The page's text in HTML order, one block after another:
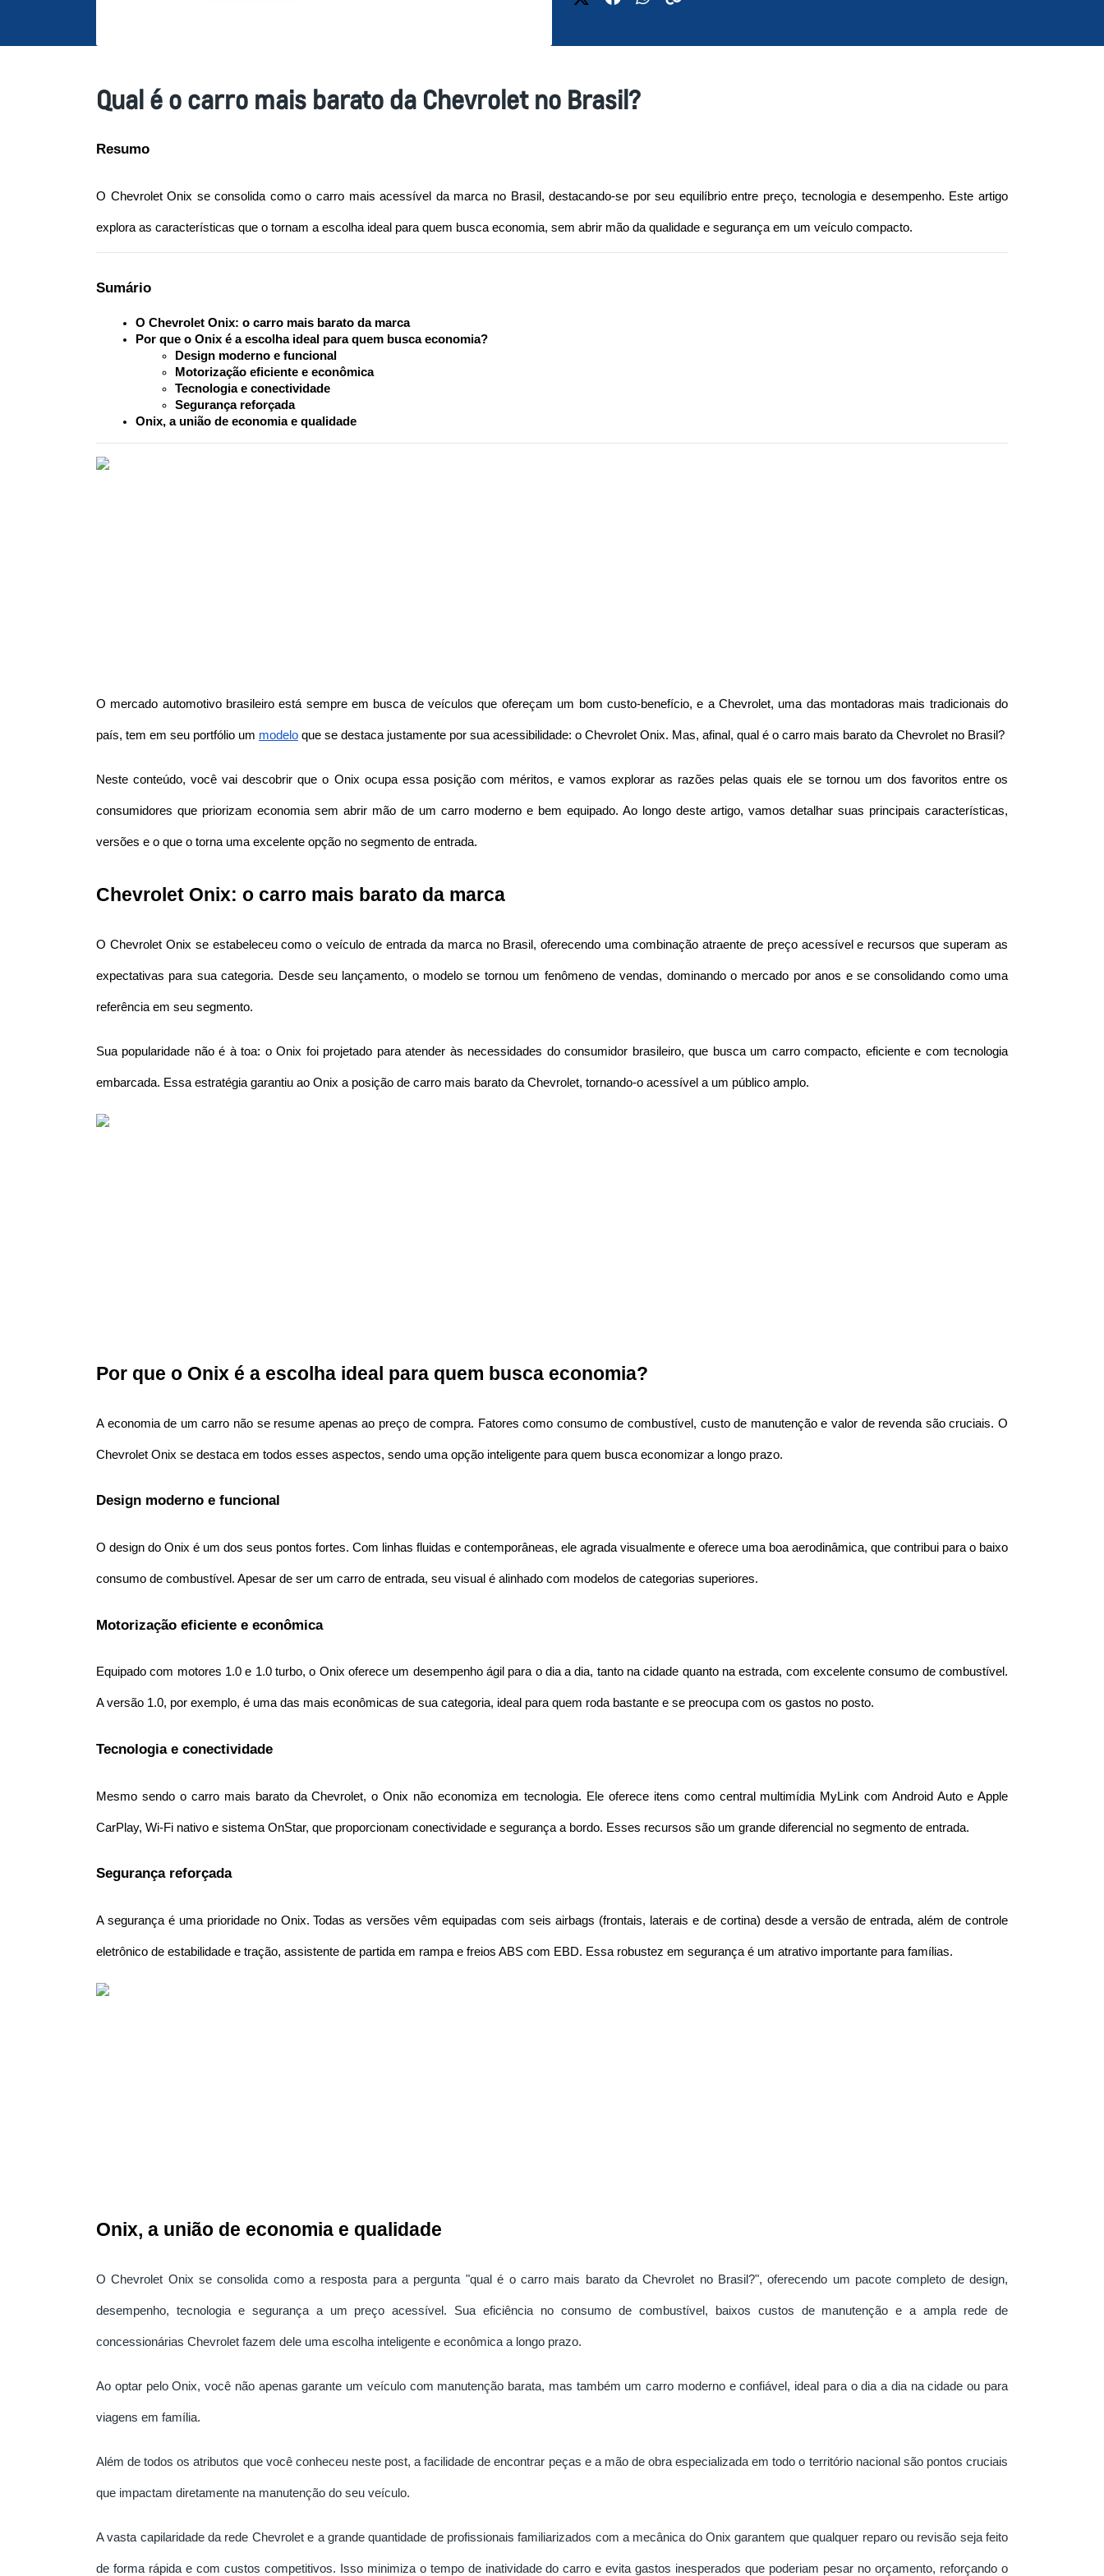
Qual é o carro mais barato da Chevrolet no Brasil?
Resumo
O Chevrolet Onix se consolida como o carro mais acessível da marca no Brasil, destacando-se por seu equilíbrio entre preço, tecnologia e desempenho. Este artigo
explora as características que o tornam a escolha ideal para quem busca economia, sem abrir mão da qualidade e segurança em um veículo compacto.
Sumário
O Chevrolet Onix: o carro mais barato da marca
Por que o Onix é a escolha ideal para quem busca economia?
Design moderno e funcional
Motorização eficiente e econômica
Tecnologia e conectividade
Segurança reforçada
Onix, a união de economia e qualidade
O mercado automotivo brasileiro está sempre em busca de veículos que ofereçam um bom custo-benefício, e a Chevrolet, uma das montadoras mais tradicionais do
país, tem em seu portfólio um modelo que se destaca justamente por sua acessibilidade: o Chevrolet Onix. Mas, afinal, qual é o carro mais barato da Chevrolet no Brasil?
Neste conteúdo, você vai descobrir que o Onix ocupa essa posição com méritos, e vamos explorar as razões pelas quais ele se tornou um dos favoritos entre os
consumidores que priorizam economia sem abrir mão de um carro moderno e bem equipado. Ao longo deste artigo, vamos detalhar suas principais características,
versões e o que o torna uma excelente opção no segmento de entrada.
Chevrolet Onix: o carro mais barato da marca
O Chevrolet Onix se estabeleceu como o veículo de entrada da marca no Brasil, oferecendo uma combinação atraente de preço acessível e recursos que superam as
expectativas para sua categoria. Desde seu lançamento, o modelo se tornou um fenômeno de vendas, dominando o mercado por anos e se consolidando como uma
referência em seu segmento.
Sua popularidade não é à toa: o Onix foi projetado para atender às necessidades do consumidor brasileiro, que busca um carro compacto, eficiente e com tecnologia
embarcada. Essa estratégia garantiu ao Onix a posição de carro mais barato da Chevrolet, tornando-o acessível a um público amplo.
Por que o Onix é a escolha ideal para quem busca economia?
A economia de um carro não se resume apenas ao preço de compra. Fatores como consumo de combustível, custo de manutenção e valor de revenda são cruciais. O
Chevrolet Onix se destaca em todos esses aspectos, sendo uma opção inteligente para quem busca economizar a longo prazo.
Design moderno e funcional
O design do Onix é um dos seus pontos fortes. Com linhas fluidas e contemporâneas, ele agrada visualmente e oferece uma boa aerodinâmica, que contribui para o baixo
consumo de combustível. Apesar de ser um carro de entrada, seu visual é alinhado com modelos de categorias superiores.
Motorização eficiente e econômica
Equipado com motores 1.0 e 1.0 turbo, o Onix oferece um desempenho ágil para o dia a dia, tanto na cidade quanto na estrada, com excelente consumo de combustível.
A versão 1.0, por exemplo, é uma das mais econômicas de sua categoria, ideal para quem roda bastante e se preocupa com os gastos no posto.
Tecnologia e conectividade
Mesmo sendo o carro mais barato da Chevrolet, o Onix não economiza em tecnologia. Ele oferece itens como central multimídia MyLink com Android Auto e Apple
CarPlay, Wi-Fi nativo e sistema OnStar, que proporcionam conectividade e segurança a bordo. Esses recursos são um grande diferencial no segmento de entrada.
Segurança reforçada
A segurança é uma prioridade no Onix. Todas as versões vêm equipadas com seis airbags (frontais, laterais e de cortina) desde a versão de entrada, além de controle
eletrônico de estabilidade e tração, assistente de partida em rampa e freios ABS com EBD. Essa robustez em segurança é um atrativo importante para famílias.
Onix, a união de economia e qualidade
O Chevrolet Onix se consolida como a resposta para a pergunta "qual é o carro mais barato da Chevrolet no Brasil?", oferecendo um pacote completo de design,
desempenho, tecnologia e segurança a um preço acessível. Sua eficiência no consumo de combustível, baixos custos de manutenção e a ampla rede de
concessionárias Chevrolet fazem dele uma escolha inteligente e econômica a longo prazo.
Ao optar pelo Onix, você não apenas garante um veículo com manutenção barata, mas também um carro moderno e confiável, ideal para o dia a dia na cidade ou para
viagens em família.
Além de todos os atributos que você conheceu neste post, a facilidade de encontrar peças e a mão de obra especializada em todo o território nacional são pontos cruciais
que impactam diretamente na manutenção do seu veículo.
A vasta capilaridade da rede Chevrolet e a grande quantidade de profissionais familiarizados com a mecânica do Onix garantem que qualquer reparo ou revisão seja feito
de forma rápida e com custos competitivos. Isso minimiza o tempo de inatividade do carro e evita gastos inesperados que poderiam pesar no orçamento, reforçando o